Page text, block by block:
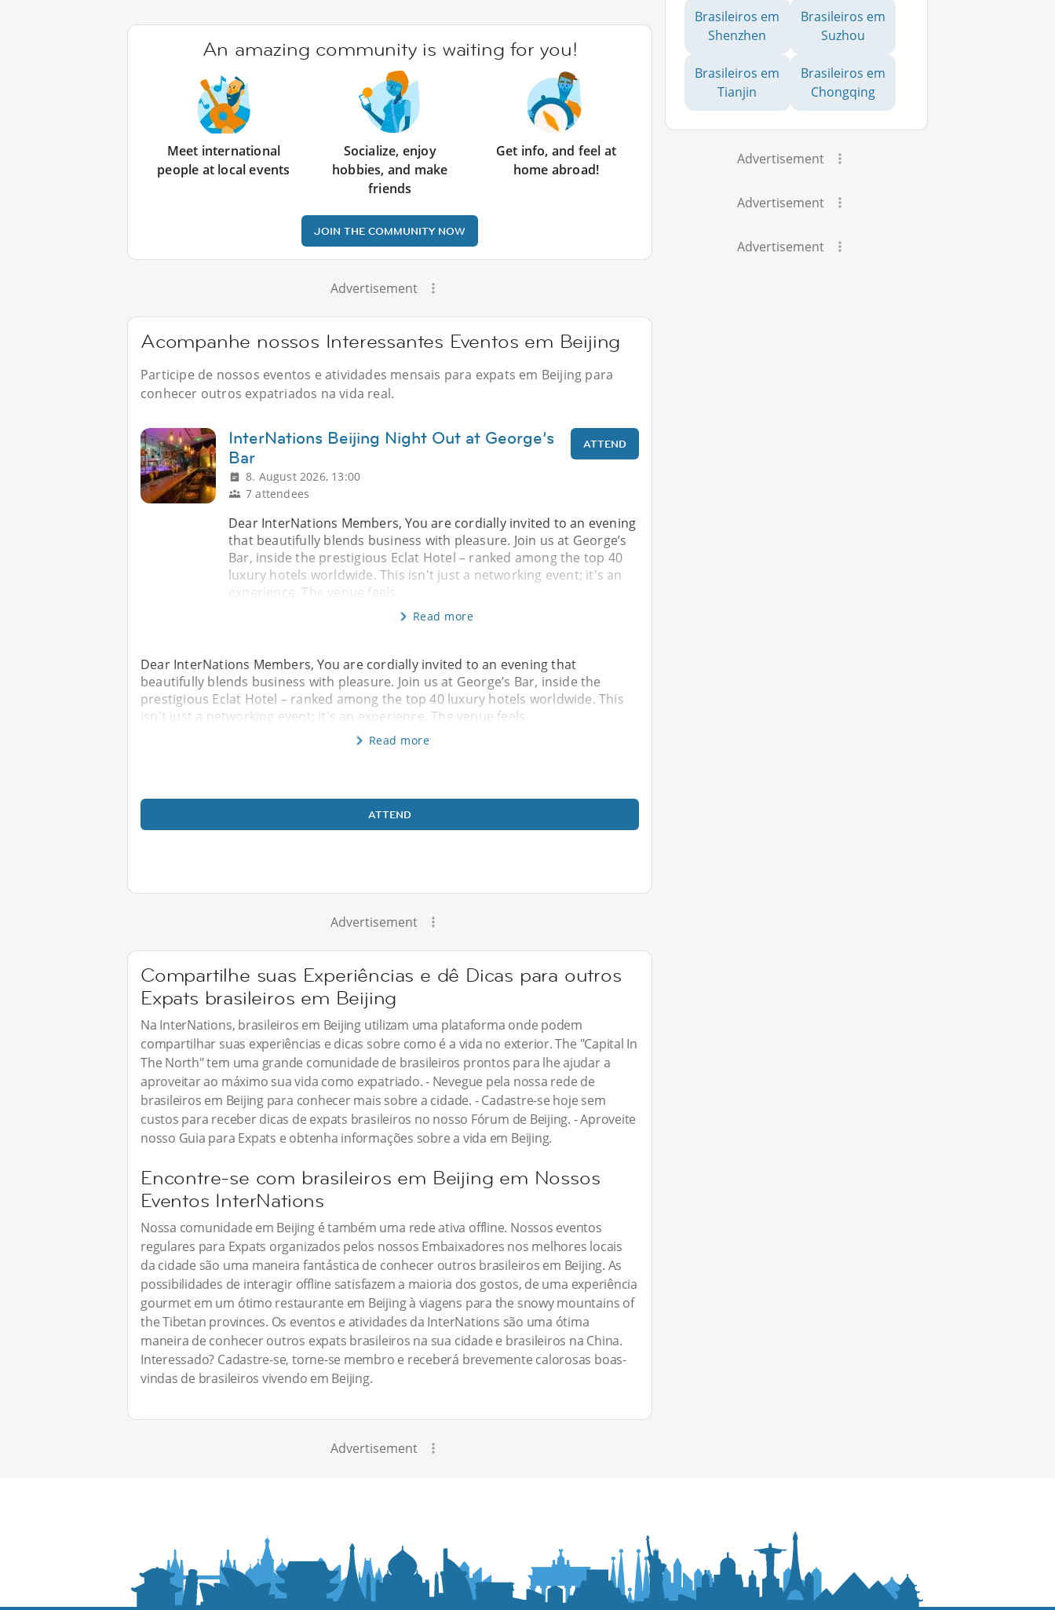
An amazing community is waiting for you!
Meet international
people at local events
Socialize, enjoy
hobbies, and make
friends
Get info, and feel at
home abroad!
JOIN THE COMMUNITY NOW
Advertisement
Acompanhe nossos Interessantes Eventos em Beijing
Participe de nossos eventos e atividades mensais para expats em Beijing para
conhecer outros expatriados na vida real.
InterNations Beijing Night Out at George’s
Bar
8. August 2026, 13:00
7 attendees
ATTEND
Dear InterNations Members, You are cordially invited to an evening
that beautifully blends business with pleasure. Join us at George’s
Bar, inside the prestigious Eclat Hotel – ranked among the top 40
luxury hotels worldwide. This isn't just a networking event; it's an
experience. The venue feels
Read more
Dear InterNations Members, You are cordially invited to an evening that
beautifully blends business with pleasure. Join us at George’s Bar, inside the
prestigious Eclat Hotel – ranked among the top 40 luxury hotels worldwide. This
isn't just a networking event; it's an experience. The venue feels
Read more
ATTEND
Advertisement
Compartilhe suas Experiências e dê Dicas para outros
Expats brasileiros em Beijing
Na InterNations, brasileiros em Beijing utilizam uma plataforma onde podem
compartilhar suas experiências e dicas sobre como é a vida no exterior. The "Capital In
The North" tem uma grande comunidade de brasileiros prontos para lhe ajudar a
aproveitar ao máximo sua vida como expatriado. - Nevegue pela nossa rede de
brasileiros em Beijing para conhecer mais sobre a cidade. - Cadastre-se hoje sem
custos para receber dicas de expats brasileiros no nosso Fórum de Beijing. - Aproveite
nosso Guia para Expats e obtenha informações sobre a vida em Beijing.
Encontre-se com brasileiros em Beijing em Nossos
Eventos InterNations
Nossa comunidade em Beijing é também uma rede ativa offline. Nossos eventos
regulares para Expats organizados pelos nossos Embaixadores nos melhores locais
da cidade são uma maneira fantástica de conhecer outros brasileiros em Beijing. As
possibilidades de interagir offline satisfazem a maioria dos gostos, de uma experiência
gourmet em um ótimo restaurante em Beijing à viagens para the snowy mountains of
the Tibetan provinces. Os eventos e atividades da InterNations são uma ótima
maneira de conhecer outros expats brasileiros na sua cidade e brasileiros na China.
Interessado? Cadastre-se, torne-se membro e receberá brevemente calorosas boas-
vindas de brasileiros vivendo em Beijing.
Advertisement
Brasileiros em
Shenzhen
Brasileiros em
Suzhou
Brasileiros em
Tianjin
Brasileiros em
Chongqing
Advertisement
Advertisement
Advertisement